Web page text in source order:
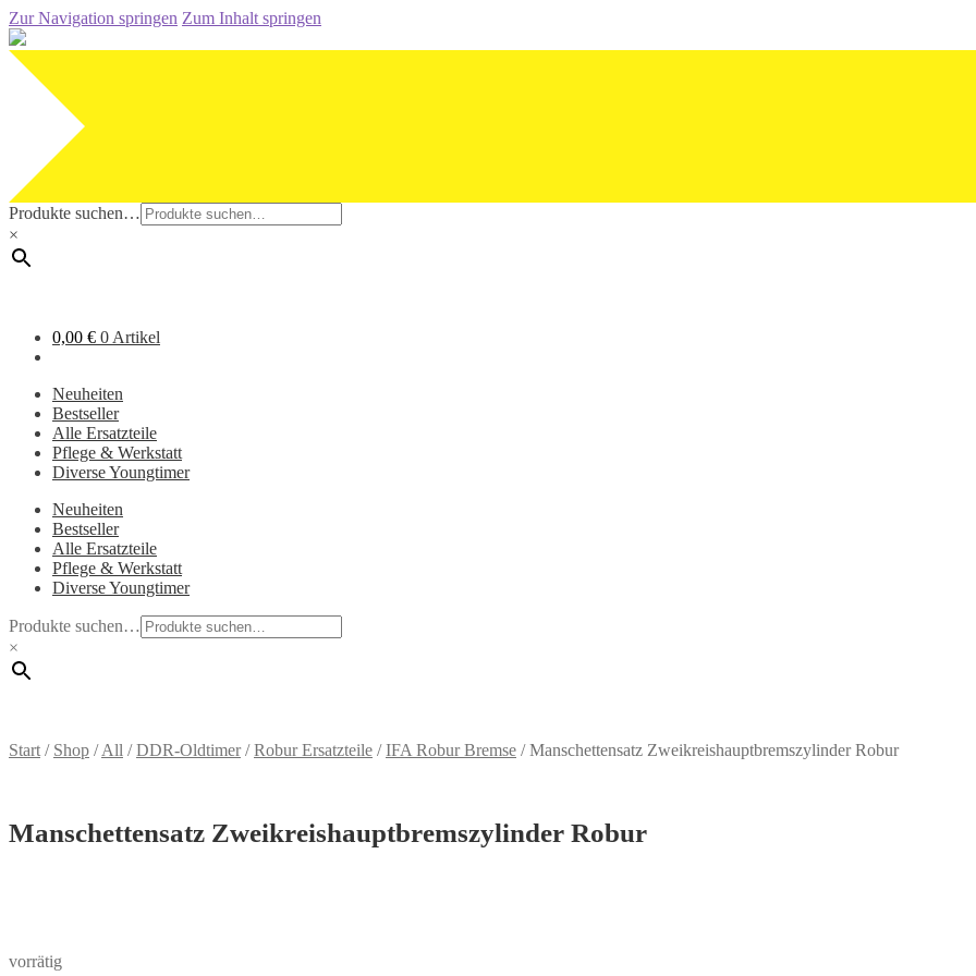
Zur Navigation springen Zum Inhalt springen
Produkte suchen…
×
0,00 € 0 Artikel
Neuheiten
Bestseller
Alle Ersatzteile
Pflege & Werkstatt
Diverse Youngtimer
Neuheiten
Bestseller
Alle Ersatzteile
Pflege & Werkstatt
Diverse Youngtimer
Produkte suchen…
×
Start / Shop /All /DDR-Oldtimer/Robur Ersatzteile /IFA Robur Bremse /Manschettensatz Zweikreishauptbremszylinder Robur
Manschettensatz Zweikreishauptbremszylinder Robur
vorrätig